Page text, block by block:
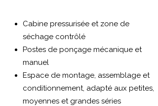
Cabine pressurisée et zone de
séchage contrôlé
Postes de ponçage mécanique et
manuel
Espace de montage, assemblage et
conditionnement, adapté aux petites,
moyennes et grandes séries